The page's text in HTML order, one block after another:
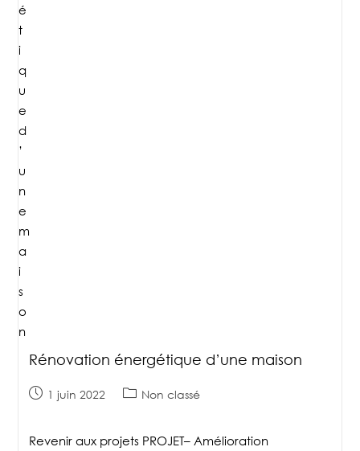
Rénovation énergétique d’une maison
1 juin 2022 Non classé
Revenir aux projets PROJET– Amélioration